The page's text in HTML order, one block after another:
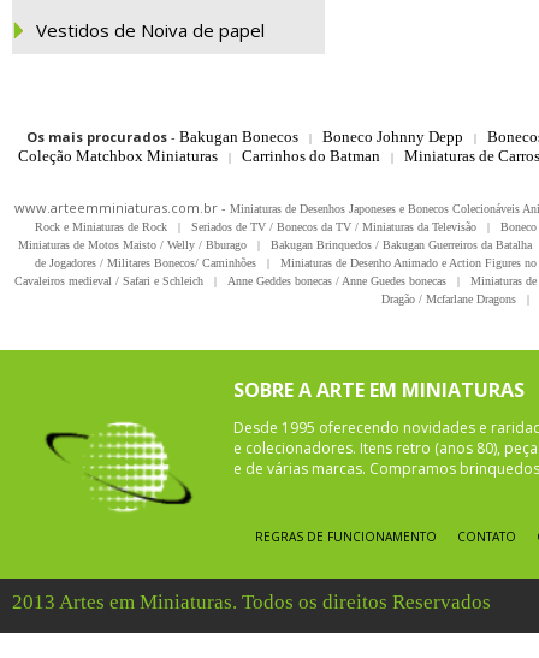
Vestidos de Noiva de papel
Os mais procurados- Bakugan Bonecos | Boneco Johnny Depp |
Coleção Matchbox Miniaturas
| Carrinhos do Batman | Miniaturas de
www.arteemminiaturas.com.br - Miniaturas de Desenhos Japoneses e Bonecos Colecionáveis
Rock e Miniaturas de Rock
| Seriados de TV / Bonecos da TV / Miniaturas da Televisão |
Miniaturas de Motos Maisto / Welly / Bburago
| Bakugan Brinquedos / Bakugan Guerreiros da Batalha
de Jogadores / Militares Bonecos/ Caminhões
|
Miniaturas de Desenho Animado e Action Figures
Cavaleiros medieval / Safari e Schleich
| Anne Geddes bonecas / Anne Guedes bonecas |
Miniaturas
Dragão / Mcfarlane Dragons
|
SOBRE A ARTE EM MINIATURAS
Desde 1995 oferecendo novidades e
e colecionadores. Itens retro (anos 80),
e de várias marcas. Compramos
REGRAS DE FUNCIONAMENTO CONTATO
2013 Artes em Miniaturas. Todos os direitos Reservados